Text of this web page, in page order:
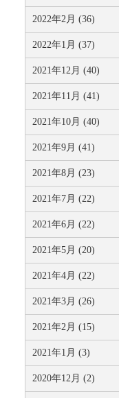
2022年2月 (36)
2022年1月 (37)
2021年12月 (40)
2021年11月 (41)
2021年10月 (40)
2021年9月 (41)
2021年8月 (23)
2021年7月 (22)
2021年6月 (22)
2021年5月 (20)
2021年4月 (22)
2021年3月 (26)
2021年2月 (15)
2021年1月 (3)
2020年12月 (2)